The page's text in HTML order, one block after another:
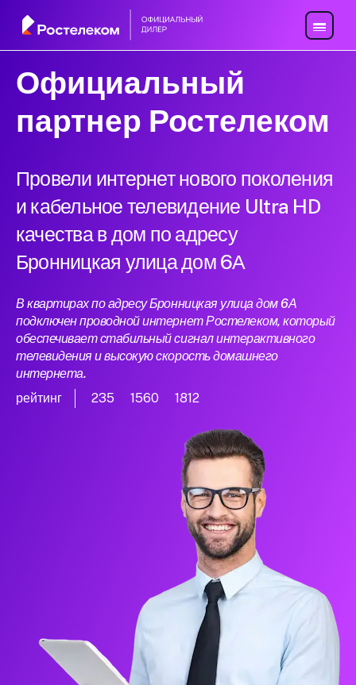
Официальный
партнер Ростелеком
Провели интернет нового поколения
и кабельное телевидение Ultra HD
качества в дом по адресу
Бронницкая улица дом 6А
В квартирах по адресу Бронницкая улица дом 6А
подключен проводной интернет Ростелеком, который
обеспечивает стабильный сигнал интерактивного
телевидения и высокую скорость домашнего
интернета.
рейтинг
235 1560 1812